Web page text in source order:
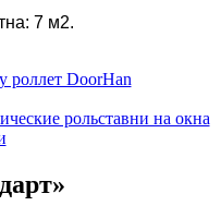
7 м2.
роллет DoorHan
рольставни на окна